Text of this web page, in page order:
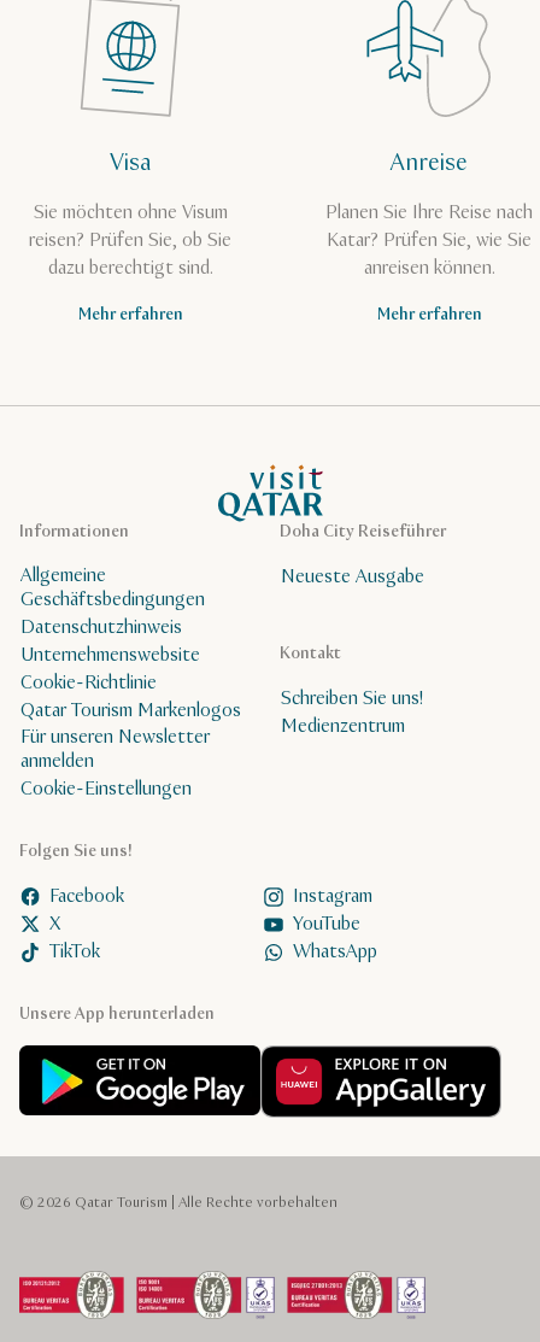
Visa
Sie möchten ohne Visum
reisen? Prüfen Sie, ob Sie
dazu berechtigt sind.
Mehr erfahren
Anreise
Planen Sie Ihre Reise nach
Katar? Prüfen Sie, wie Sie
anreisen können.
Mehr erfahren
VisitQatar Homepage
Unsere App herunterladen
Doha City Reiseführer
Neueste Ausgabe
Folgen Sie uns!
Facebook
Instagram
X
YouTube
TikTok
WhatsApp
Kontakt
Schreiben Sie uns!
Medienzentrum
Informationen
Allgemeine
Geschäftsbedingungen
Datenschutzhinweis
Unternehmenswebsite
Cookie-Richtlinie
Qatar Tourism Markenlogos
Für unseren Newsletter
anmelden
Cookie-Einstellungen
© 2026 Qatar Tourism | Alle Rechte vorbehalten